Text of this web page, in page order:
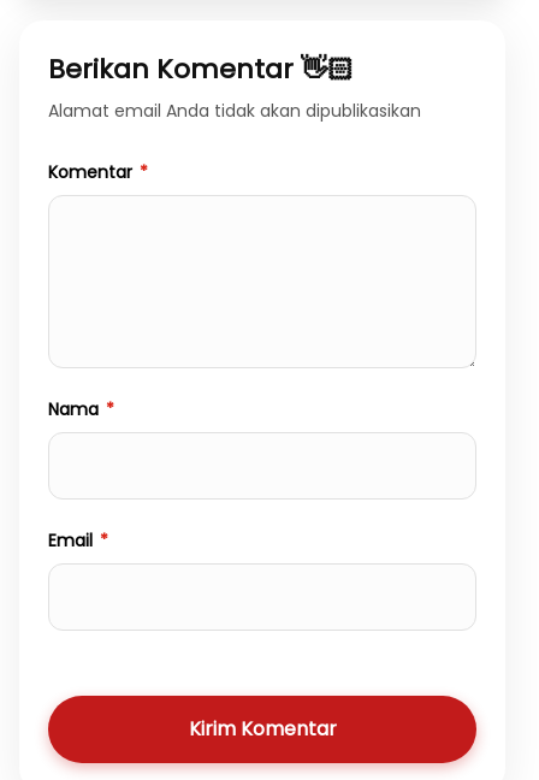
Berikan Komentar 👋🏻
Alamat email Anda tidak akan dipublikasikan
Komentar *
Nama *
Email *
Kirim Komentar